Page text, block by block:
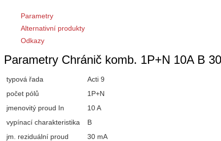
Parametry
Alternativní produkty
Odkazy
Parametry Chránič komb. 1P+N 10A B
typová řada
Acti 9
počet pólů
1P+N
jmenovitý proud In
10 A
vypínací charakteristika
B
jm. reziduální proud
30 mA